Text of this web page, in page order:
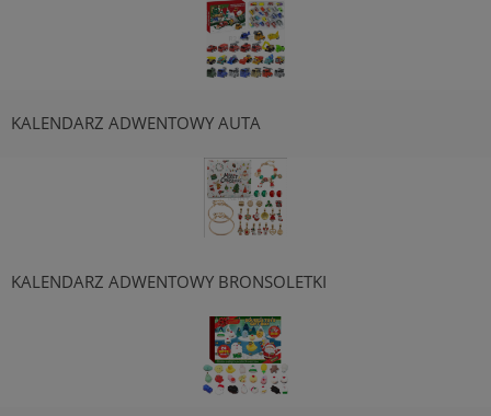
KALENDARZ ADWENTOWY AUTA
KALENDARZ ADWENTOWY BRONSOLETKI